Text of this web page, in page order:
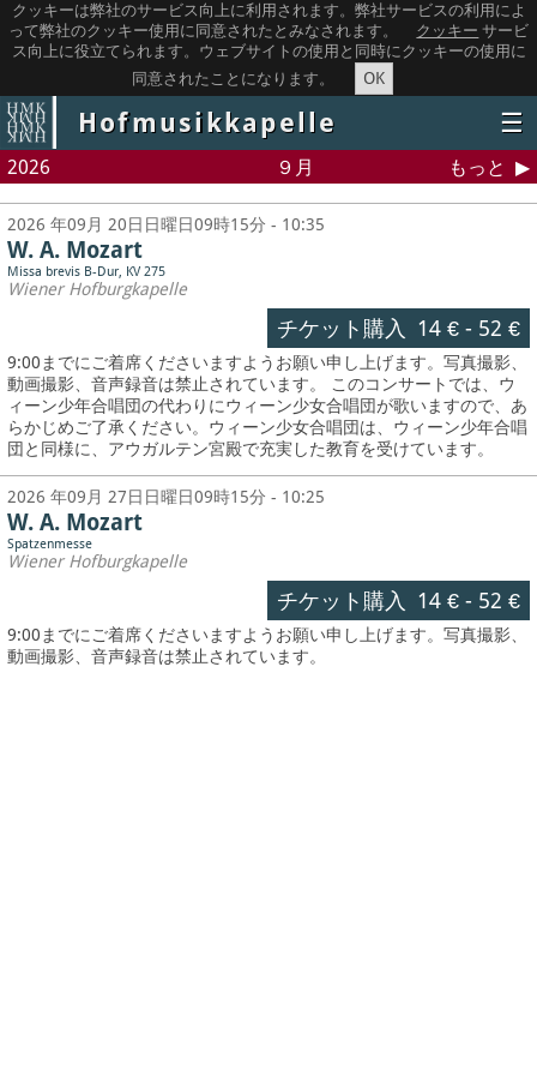
クッキーは弊社のサービス向上に利用されます。弊社サービスの利用によ
って弊社のクッキー使用に同意されたとみなされます。
クッキー サービ
ス向上に役立てられます。ウェブサイトの使用と同時にクッキーの使用に
同意されたことになります。
OK
Hofmusikkapelle ☰
2026 ９月 もっと
2026 年09月 20日日曜日09時15分 - 10:35
W. A. Mozart
Missa brevis B-Dur, KV 275
Wiener Hofburgkapelle
チケット購入 14 €- 52 €
9:00までにご着席くださいますようお願い申し上げます。写真撮影、
動画撮影、音声録音は禁止されています。 このコンサートでは、ウ
ィーン少年合唱団の代わりにウィーン少女合唱団が歌いますので、あ
らかじめご了承ください。ウィーン少女合唱団は、ウィーン少年合唱
団と同様に、アウガルテン宮殿で充実した教育を受けています。
2026 年09月 27日日曜日09時15分 - 10:25
W. A. Mozart
Spatzenmesse
Wiener Hofburgkapelle
チケット購入 14 €- 52 €
9:00までにご着席くださいますようお願い申し上げます。写真撮影、
動画撮影、音声録音は禁止されています。